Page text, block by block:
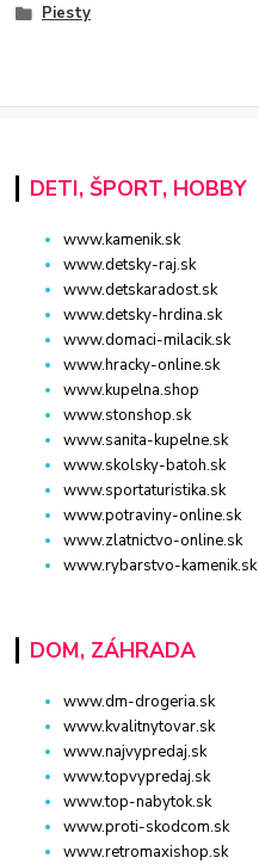
Piesty
DETI, ŠPORT, HOBBY
www.kamenik.sk
www.detsky-raj.sk
www.detskaradost.sk
www.detsky-hrdina.sk
www.domaci-milacik.sk
www.hracky-online.sk
www.kupelna.shop
www.stonshop.sk
www.sanita-kupelne.sk
www.skolsky-batoh.sk
www.sportaturistika.sk
www.potraviny-online.sk
www.zlatnictvo-online.sk
www.rybarstvo-kamenik.sk
DOM, ZÁHRADA
www.dm-drogeria.sk
www.kvalitnytovar.sk
www.najvypredaj.sk
www.topvypredaj.sk
www.top-nabytok.sk
www.proti-skodcom.sk
www.retromaxishop.sk